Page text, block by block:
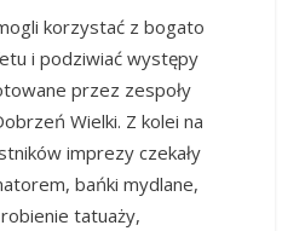
korzystać z bogato
i podziwiać występy
przez zespoły
Wielki. Z kolei na
imprezy czekały
bańki mydlane,
tatuaży,